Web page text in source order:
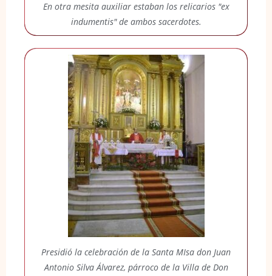
En otra mesita auxiliar estaban los relicarios "ex
indumentis" de ambos sacerdotes.
Presidió la celebración de la Santa MIsa don Juan
Antonio Silva Álvarez, párroco de la Villa de Don